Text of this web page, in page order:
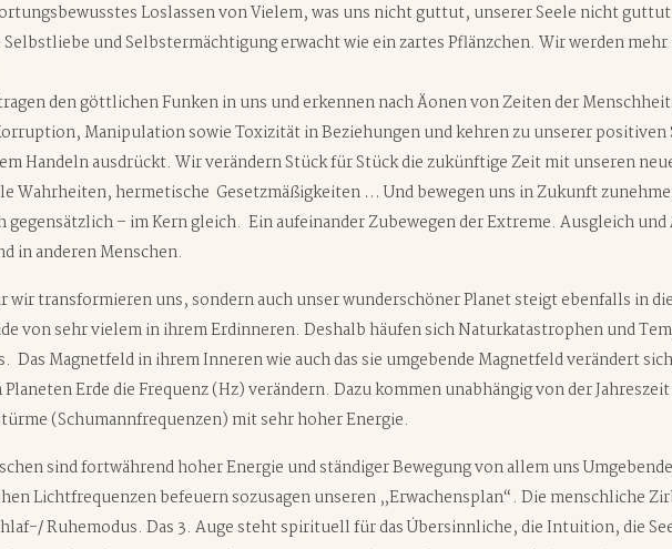
Loslassen von Vielem, was uns nicht guttut, unserer Seele nicht
Selbstliebe und Selbstermächtigung erwacht wie ein zartes Pflänzchen. Wir werden
den göttlichen Funken in uns und erkennen nach Äonen von Zeiten der
Manipulation sowie Toxizität in Beziehungen und kehren zu unserer
Handeln ausdrückt. Wir verändern Stück für Stück die zukünftige Zeit mit unseren
Wahrheiten, hermetische Gesetzmäßigkeiten … Und bewegen uns in Zukunft
gegensätzlich – im Kern gleich. Ein aufeinander Zubewegen der Extreme. Ausgleich
in anderen Menschen.
wir transformieren uns, sondern auch unser wunderschöner Planet steigt ebenfalls in
von sehr vielem in ihrem Erdinneren. Deshalb häufen sich Naturkatastrophen und
Das Magnetfeld in ihrem Inneren wie auch das sie umgebende Magnetfeld verändert
Planeten Erde die Frequenz (Hz) verändern. Dazu kommen unabhängig von der
(Schumannfrequenzen) mit sehr hoher Energie.
sind fortwährend hoher Energie und ständiger Bewegung von allem uns
Lichtfrequenzen befeuern sozusagen unseren „Erwachensplan“. Die menschliche
Ruhemodus. Das 3. Auge steht spirituell für das Übersinnliche, die Intuition, die